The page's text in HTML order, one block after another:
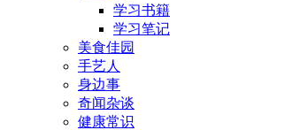
学习书籍
学习笔记
美食佳园
手艺人
身边事
奇闻杂谈
健康常识